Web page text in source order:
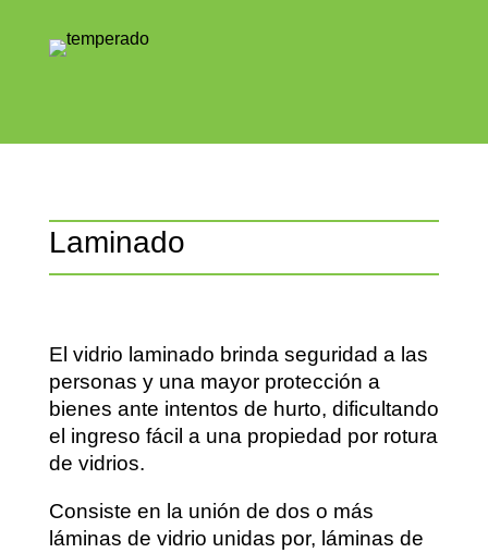
Laminado
El vidrio laminado brinda seguridad a las
personas y una mayor protección a
bienes ante intentos de hurto, dificultando
el ingreso fácil a una propiedad por rotura
de vidrios.
Consiste en la unión de dos o más
láminas de vidrio unidas por, láminas de